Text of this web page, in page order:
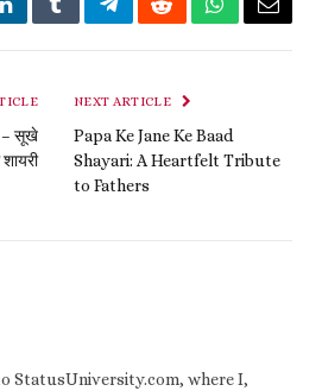
LinkedInTumblrTelegramRedditWhatsApp
Email
– सूखे
NEXT ARTICLE
Papa Ke Jane Ke Baad
Shayari: A Heartfelt Tribute
to Fathers
StatusUniversity.com, where I,